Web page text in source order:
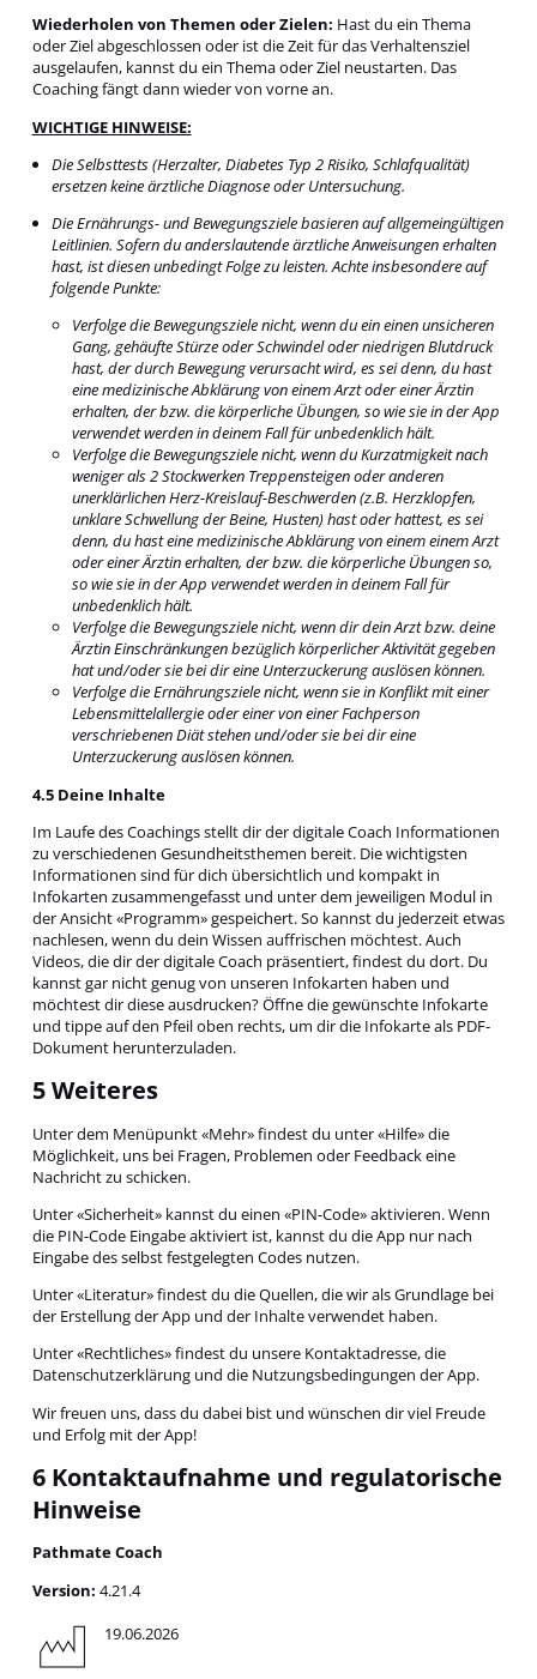
Wiederholen von Themen oder Zielen: Hast du ein Thema
oder Ziel abgeschlossen oder ist die Zeit für das Verhaltensziel
ausgelaufen, kannst du ein Thema oder Ziel neustarten. Das
Coaching fängt dann wieder von vorne an.
WICHTIGE HINWEISE:
Die Selbsttests (Herzalter, Diabetes Typ 2 Risiko, Schlafqualität)
ersetzen keine ärztliche Diagnose oder Untersuchung.
Die Ernährungs- und Bewegungsziele basieren auf allgemeingültigen
Leitlinien. Sofern du anderslautende ärztliche Anweisungen erhalten
hast, ist diesen unbedingt Folge zu leisten. Achte insbesondere auf
folgende Punkte:
Verfolge die Bewegungsziele nicht, wenn du ein einen unsicheren
Gang, gehäufte Stürze oder Schwindel oder niedrigen Blutdruck
hast, der durch Bewegung verursacht wird, es sei denn, du hast
eine medizinische Abklärung von einem Arzt oder einer Ärztin
erhalten, der bzw. die körperliche Übungen, so wie sie in der App
verwendet werden in deinem Fall für unbedenklich hält.
Verfolge die Bewegungsziele nicht, wenn du Kurzatmigkeit nach
weniger als 2 Stockwerken Treppensteigen oder anderen
unerklärlichen Herz-Kreislauf-Beschwerden (z.B. Herzklopfen,
unklare Schwellung der Beine, Husten) hast oder hattest, es sei
denn, du hast eine medizinische Abklärung von einem einem Arzt
oder einer Ärztin erhalten, der bzw. die körperliche Übungen so,
so wie sie in der App verwendet werden in deinem Fall für
unbedenklich hält.
Verfolge die Bewegungsziele nicht, wenn dir dein Arzt bzw. deine
Ärztin Einschränkungen bezüglich körperlicher Aktivität gegeben
hat und/oder sie bei dir eine Unterzuckerung auslösen können.
Verfolge die Ernährungsziele nicht, wenn sie in Konflikt mit einer
Lebensmittelallergie oder einer von einer Fachperson
verschriebenen Diät stehen und/oder sie bei dir eine
Unterzuckerung auslösen können.
4.5 Deine Inhalte
Im Laufe des Coachings stellt dir der digitale Coach Informationen
zu verschiedenen Gesundheitsthemen bereit. Die wichtigsten
Informationen sind für dich übersichtlich und kompakt in
Infokarten zusammengefasst und unter dem jeweiligen Modul in
der Ansicht «Programm» gespeichert. So kannst du jederzeit etwas
nachlesen, wenn du dein Wissen auffrischen möchtest. Auch
Videos, die dir der digitale Coach präsentiert, findest du dort. Du
kannst gar nicht genug von unseren Infokarten haben und
möchtest dir diese ausdrucken? Öffne die gewünschte Infokarte
und tippe auf den Pfeil oben rechts, um dir die Infokarte als PDF-
Dokument herunterzuladen.
5 Weiteres
Unter dem Menüpunkt «Mehr» findest du unter «Hilfe» die
Möglichkeit, uns bei Fragen, Problemen oder Feedback eine
Nachricht zu schicken.
Unter «Sicherheit» kannst du einen «PIN-Code» aktivieren. Wenn
die PIN-Code Eingabe aktiviert ist, kannst du die App nur nach
Eingabe des selbst festgelegten Codes nutzen.
Unter «Literatur» findest du die Quellen, die wir als Grundlage bei
der Erstellung der App und der Inhalte verwendet haben.
Unter «Rechtliches» findest du unsere Kontaktadresse, die
Datenschutzerklärung und die Nutzungsbedingungen der App.
Wir freuen uns, dass du dabei bist und wünschen dir viel Freude
und Erfolg mit der App!
6 Kontaktaufnahme und regulatorische
Hinweise
Pathmate Coach
Version: 4.21.4
19.06.2026